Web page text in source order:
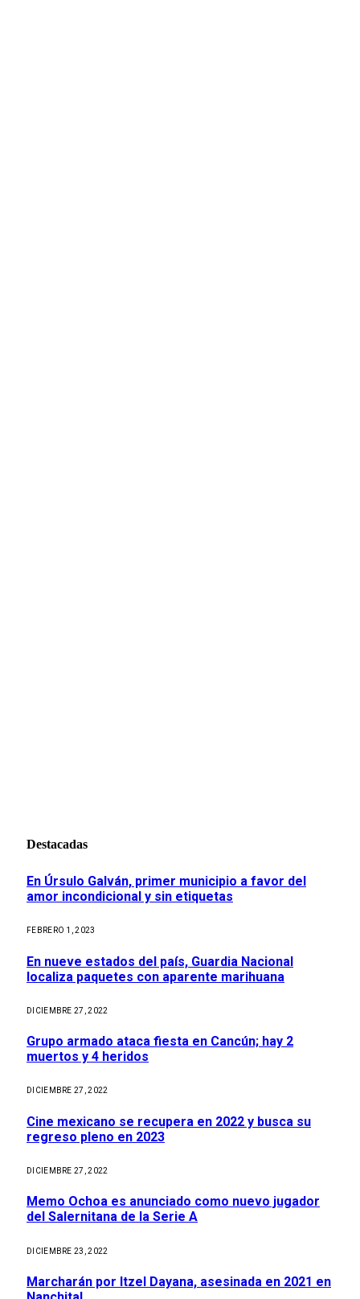
Destacadas
En Úrsulo Galván, primer municipio a favor del
amor incondicional y sin etiquetas
FEBRERO 1, 2023
En nueve estados del país, Guardia Nacional
localiza paquetes con aparente marihuana
DICIEMBRE 27, 2022
Grupo armado ataca fiesta en Cancún; hay 2
muertos y 4 heridos
DICIEMBRE 27, 2022
Cine mexicano se recupera en 2022 y busca su
regreso pleno en 2023
DICIEMBRE 27, 2022
Memo Ochoa es anunciado como nuevo jugador
del Salernitana de la Serie A
DICIEMBRE 23, 2022
Marcharán por Itzel Dayana, asesinada en 2021 en